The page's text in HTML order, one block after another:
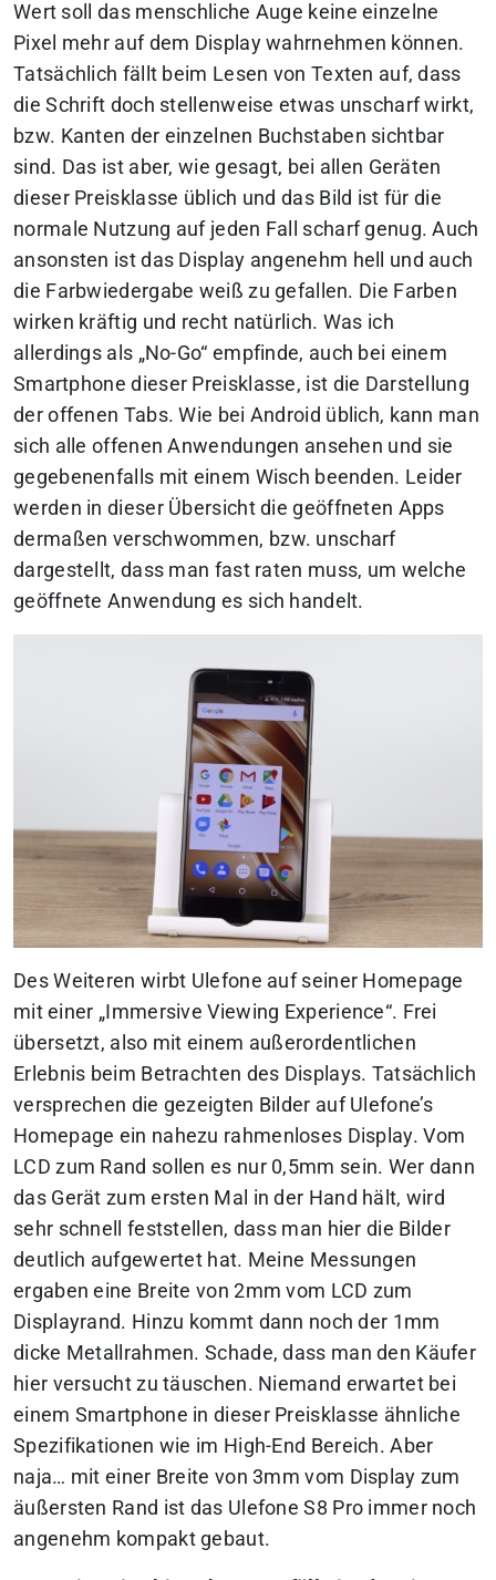
Wert soll das menschliche Auge keine einzelne
Pixel mehr auf dem Display wahrnehmen können.
Tatsächlich fällt beim Lesen von Texten auf, dass
die Schrift doch stellenweise etwas unscharf wirkt,
bzw. Kanten der einzelnen Buchstaben sichtbar
sind. Das ist aber, wie gesagt, bei allen Geräten
dieser Preisklasse üblich und das Bild ist für die
normale Nutzung auf jeden Fall scharf genug. Auch
ansonsten ist das Display angenehm hell und auch
die Farbwiedergabe weiß zu gefallen. Die Farben
wirken kräftig und recht natürlich. Was ich
allerdings als „No-Go“ empfinde, auch bei einem
Smartphone dieser Preisklasse, ist die Darstellung
der offenen Tabs. Wie bei Android üblich, kann man
sich alle offenen Anwendungen ansehen und sie
gegebenenfalls mit einem Wisch beenden. Leider
werden in dieser Übersicht die geöffneten Apps
dermaßen verschwommen, bzw. unscharf
dargestellt, dass man fast raten muss, um welche
geöffnete Anwendung es sich handelt.
Des Weiteren wirbt Ulefone auf seiner Homepage
mit einer „Immersive Viewing Experience“. Frei
übersetzt, also mit einem außerordentlichen
Erlebnis beim Betrachten des Displays. Tatsächlich
versprechen die gezeigten Bilder auf Ulefone’s
Homepage ein nahezu rahmenloses Display. Vom
LCD zum Rand sollen es nur 0,5mm sein. Wer dann
das Gerät zum ersten Mal in der Hand hält, wird
sehr schnell feststellen, dass man hier die Bilder
deutlich aufgewertet hat. Meine Messungen
ergaben eine Breite von 2mm vom LCD zum
Displayrand. Hinzu kommt dann noch der 1mm
dicke Metallrahmen. Schade, dass man den Käufer
hier versucht zu täuschen. Niemand erwartet bei
einem Smartphone in dieser Preisklasse ähnliche
Spezifikationen wie im High-End Bereich. Aber
naja… mit einer Breite von 3mm vom Display zum
äußersten Rand ist das Ulefone S8 Pro immer noch
angenehm kompakt gebaut.